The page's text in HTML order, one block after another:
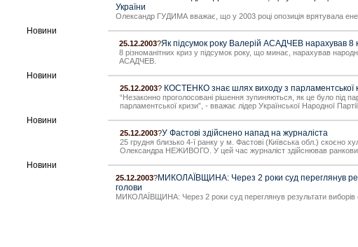
України
Олександр ГУДИМА вважає, що у 2003 році опозиція врятувала
Новини
25.12.2003?Як підсумок року Валерій АСАДЧЕВ нарахував 8
8 різноманітних криз у підсумок року, що минає, нарахував
АСАДЧЕВ.
Новини
25.12.2003? КОСТЕНКО знає шлях виходу з парламентської
“Незаконно проголосовані рішення зупиняються, як це було під
парламентської кризи”, - вважає лідер Української Народної
Новини
25.12.2003?У Фастові здійснено напад на журналіста
25 грудня близько 4-ї ранку у м. Фастові (Київська обл.) скоєно
Олександра НЕЖИВОГО. У цей час журналіст здійснював
Новини
25.12.2003?МИКОЛАЇВЩИНА: Через 2 роки суд переглянув
голови
МИКОЛАЇВЩИНА: Через 2 роки суд переглянув результати виборів